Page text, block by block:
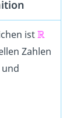
ist
Zahlen
und